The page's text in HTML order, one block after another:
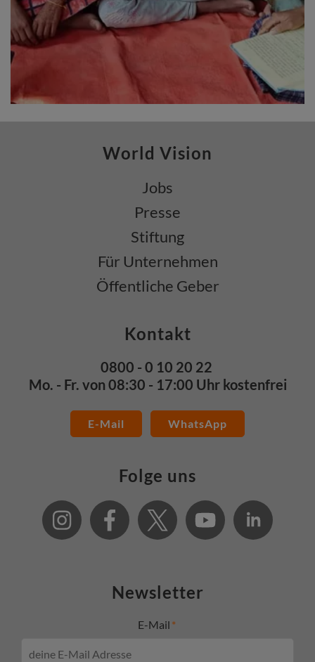
World Vision
Jobs
Presse
Stiftung
Für Unternehmen
Öffentliche Geber
Kontakt
0800 - 0 10 20 22
Mo. - Fr. von 08:30 - 17:00 Uhr kostenfrei
E-Mail WhatsApp
Folge uns
Newsletter
E-Mail